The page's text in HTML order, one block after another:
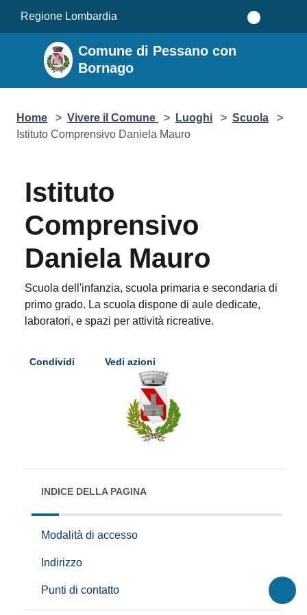
Regione Lombardia
Comune di Pessano con
Bornago
Home > Vivere il Comune > Luoghi > Scuola
>
Istituto Comprensivo Daniela Mauro
Istituto
Comprensivo
Daniela Mauro
Scuola dell'infanzia, scuola primaria e secondaria di
primo grado. La scuola dispone di aule dedicate,
laboratori, e spazi per attività ricreative.
Condividi Vedi azioni
INDICE DELLA PAGINA
Modalità di accesso
Indirizzo
Punti di contatto